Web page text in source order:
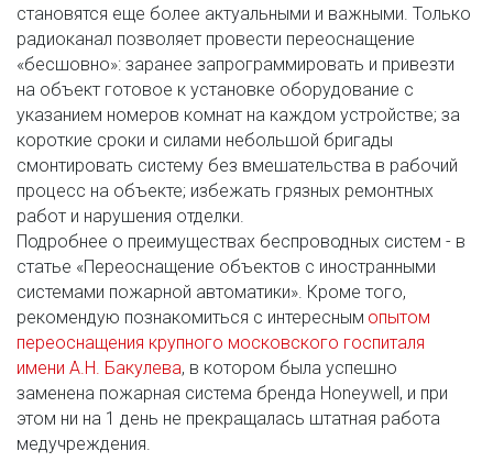
становятся еще более актуальными и важными. Только
радиоканал позволяет провести переоснащение
«бесшовно»: заранее запрограммировать и привезти
на объект готовое к установке оборудование с
указанием номеров комнат на каждом устройстве; за
короткие сроки и силами небольшой бригады
смонтировать систему без вмешательства в рабочий
процесс на объекте; избежать грязных ремонтных
работ и нарушения отделки.
Подробнее о преимуществах беспроводных систем - в
статье «Переоснащение объектов с иностранными
системами пожарной автоматики». Кроме того,
рекомендую познакомиться с интересным опытом
переоснащения крупного московского госпиталя
имени А.Н. Бакулева, в котором была успешно
заменена пожарная система бренда Honeywell, и при
этом ни на 1 день не прекращалась штатная работа
медучреждения.